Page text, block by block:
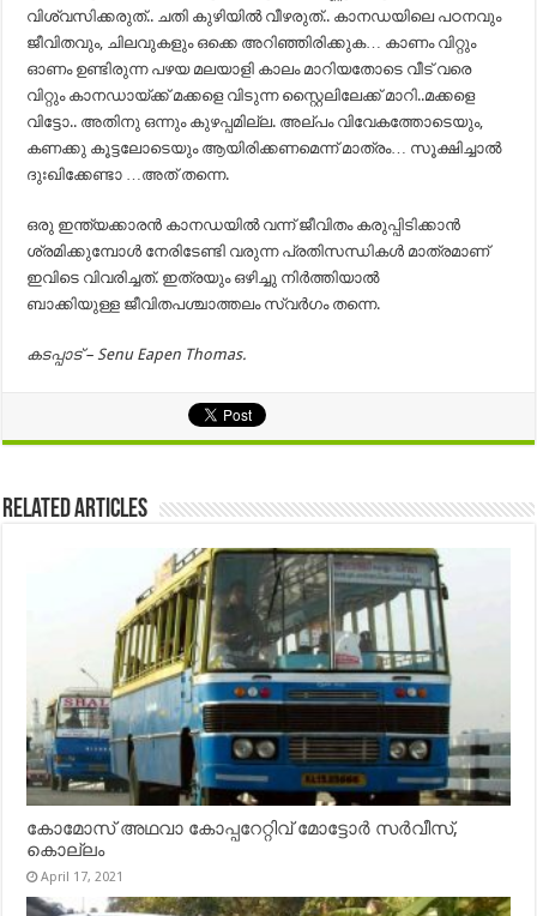
വിശ്വസിക്കരുത്.. ചതി കുഴിയിൽ വീഴരുത്.. കാനഡയിലെ പഠനവും
ജീവിതവും, ചിലവുകളും ഒക്കെ അറിഞ്ഞിരിക്കുക… കാണം വിറ്റും
ഓണം ഉണ്ടിരുന്ന പഴയ മലയാളി കാലം മാറിയതോടെ വീട് വരെ
വിറ്റും കാനഡായ്ക്ക് മക്കളെ വിടുന്ന സ്റ്റൈലിലേക്ക് മാറി..മക്കളെ
വിട്ടോ.. അതിനു ഒന്നും കുഴപ്പമില്ല. അല്പം വിവേകത്തോടെയും,
കണക്കു കൂട്ടലോടെയും ആയിരിക്കണമെന്ന് മാത്രം… സൂക്ഷിച്ചാൽ
ദുഃഖിക്കേണ്ടാ …അത് തന്നെ.
ഒരു ഇന്ത്യക്കാരന്‍ കാനഡയില്‍ വന്ന് ജീവിതം കരുപ്പിടിക്കാന്‍
ശ്രമിക്കുമ്പോള്‍ നേരിടേണ്ടി വരുന്ന പ്രതിസന്ധികള്‍ മാത്രമാണ്
ഇവിടെ വിവരിച്ചത്. ഇത്രയും ഒഴിച്ചു നിര്‍ത്തിയാല്‍
ബാക്കിയുള്ള ജീവിതപശ്ചാത്തലം സ്വര്‍ഗം തന്നെ.
കടപ്പാട് – Senu Eapen Thomas.
Related Articles
കോമോസ് അഥവാ കോപ്പറേറ്റിവ് മോട്ടോര്‍ സര്‍വീസ്,
കൊല്ലം
April 17, 2021